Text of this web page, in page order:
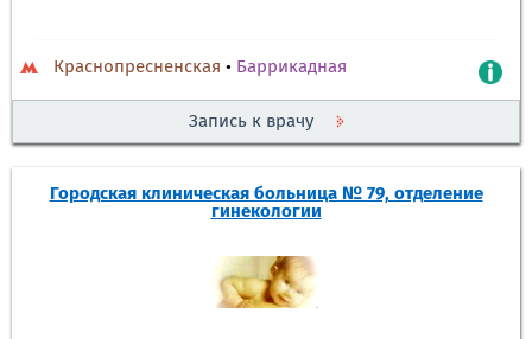
Краснопресненская • Баррикадная
Запись к врачу
Городская клиническая больница № 79, отделение
гинекологии